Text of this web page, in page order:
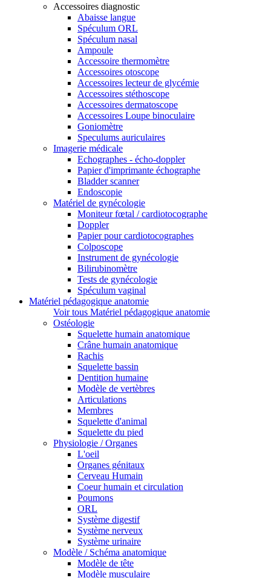
Accessoires diagnostic
Abaisse langue
Spéculum ORL
Spéculum nasal
Ampoule
Accessoire thermomètre
Accessoires otoscope
Accessoires lecteur de glycémie
Accessoires stéthoscope
Accessoires dermatoscope
Accessoires Loupe binoculaire
Goniomètre
Speculums auriculaires
Imagerie médicale
Echographes - écho-doppler
Papier d'imprimante échographe
Bladder scanner
Endoscopie
Matériel de gynécologie
Moniteur fœtal / cardiotocographe
Doppler
Papier pour cardiotocographes
Colposcope
Instrument de gynécologie
Bilirubinomètre
Tests de gynécologie
Spéculum vaginal
Matériel pédagogique anatomie
Voir tous Matériel pédagogique anatomie
Ostéologie
Squelette humain anatomique
Crâne humain anatomique
Rachis
Squelette bassin
Dentition humaine
Modèle de vertèbres
Articulations
Membres
Squelette d'animal
Squelette du pied
Physiologie / Organes
L'oeil
Organes génitaux
Cerveau Humain
Coeur humain et circulation
Poumons
ORL
Système digestif
Système nerveux
Système urinaire
Modèle / Schéma anatomique
Modèle de tête
Modèle musculaire